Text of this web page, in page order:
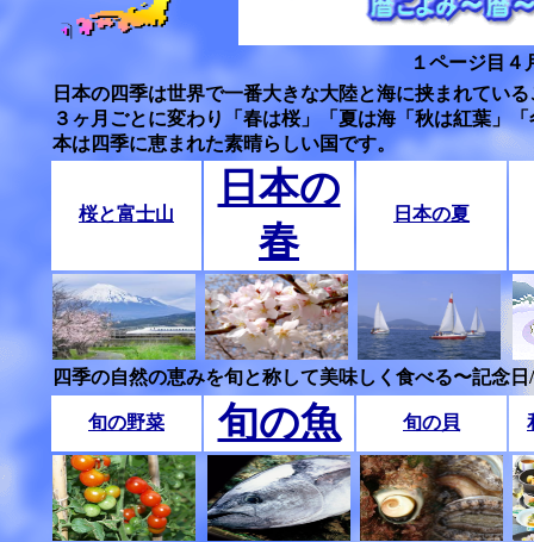
１ページ目
日本の四季は世界で一番大きな大陸と海に挟まれてい
３ヶ月ごとに変わり「春は桜」「夏は海「秋は紅葉」
本は四季に恵まれた素晴らしい国です。
桜と富士山
日本の
春
日本の夏
四季の自然の恵みを旬と称して美味しく食べる〜記念
旬の野菜 旬の魚 旬の貝